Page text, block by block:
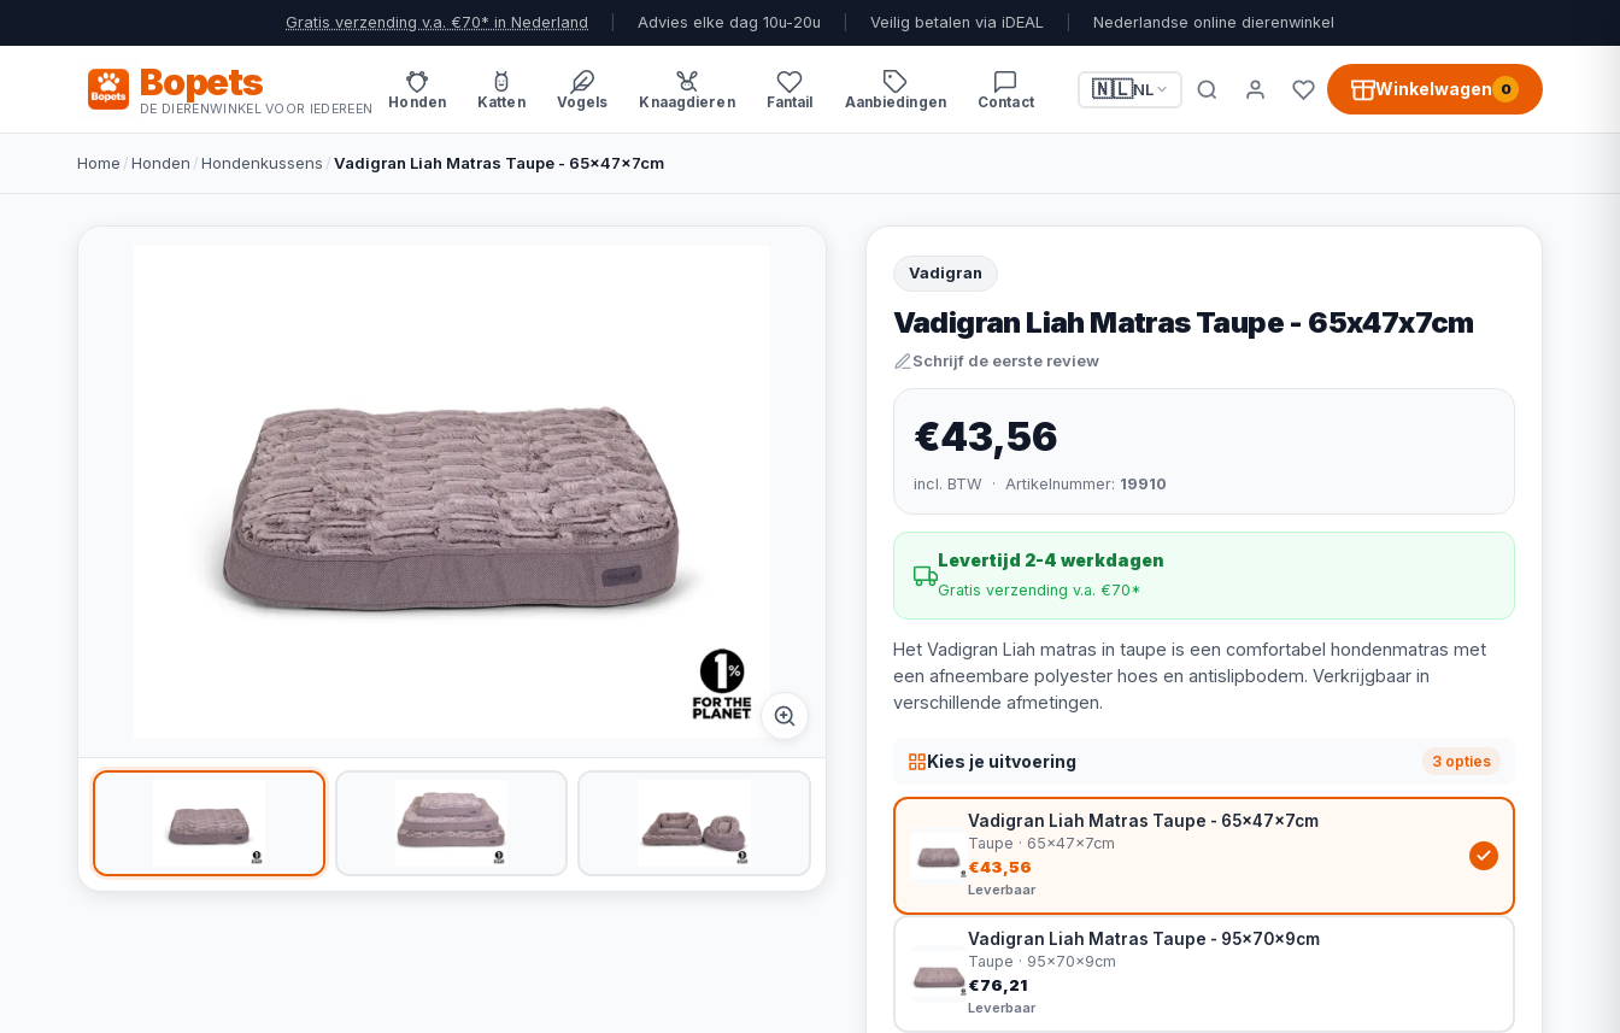
Gratis verzending v.a. €70* in Nederland Advies elke dag 10u-20u Veilig betalen via iDEAL Nederlandse online dierenwinkel
Bopets
DE DIERENWINKEL VOOR IEDEREEN Honden Katten Vogels Knaagdieren Fantail Aanbiedingen Contact
🇳🇱NL Winkelwagen 0
Home /Honden /Hondenkussens /Vadigran Liah Matras Taupe - 65x47x7cm
Vadigran
Vadigran Liah Matras Taupe - 65x47x7cm
Schrijf de eerste review
€43,56
incl. BTW · Artikelnummer: 19910
Levertijd 2-4 werkdagen
Gratis verzending v.a. €70*
Het Vadigran Liah matras in taupe is een comfortabel hondenmatras met
een afneembare polyester hoes en antislipbodem. Verkrijgbaar in
verschillende afmetingen.
Kies je uitvoering 3 opties
Vadigran Liah Matras Taupe - 65x47x7cm
Taupe · 65x47x7cm
€43,56
Leverbaar
Vadigran Liah Matras Taupe - 95x70x9cm
Taupe · 95x70x9cm
€76,21
Leverbaar